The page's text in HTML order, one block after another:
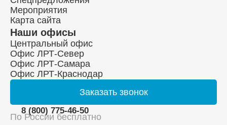
Мероприятия
Карта сайта
Наши офисы
Центральный офис
Офис ЛРТ-Север
Офис ЛРТ-Самара
Офис ЛРТ-Краснодар
Заказать звонок
8 (800) 775-46-50
По России бесплатно